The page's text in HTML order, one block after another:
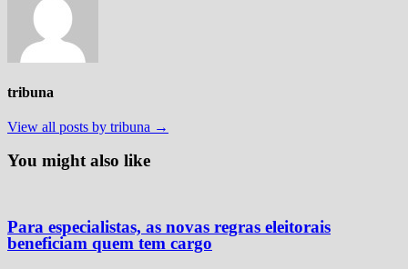
tribuna
View all posts by tribuna →
You might also like
Para especialistas, as novas regras eleitorais
beneficiam quem tem cargo